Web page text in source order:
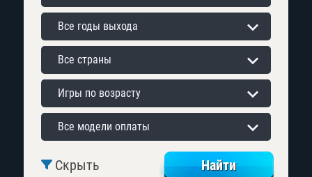
Все годы выхода
Все страны
Игры по возрасту
Все модели оплаты
Скрыть